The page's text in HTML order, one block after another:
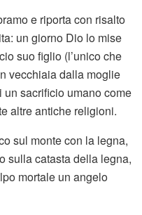
e riporta con risalto
un giorno Dio lo mise
suo figlio (l’unico che
vecchiaia dalla moglie
sacrificio umano come
altre antiche religioni.
sul monte con la legna,
sulla catasta della legna,
mortale un angelo